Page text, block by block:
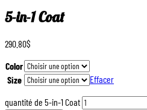
5-in-1 Coat
290.80$
Color
Size
Effacer
quantité de 5-in-1 Coat